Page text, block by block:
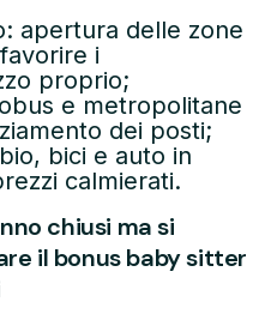
apertura delle zone
i
proprio;
e metropolitane
dei posti;
bici e auto in
calmierati.
chiusi ma si
il bonus baby sitter